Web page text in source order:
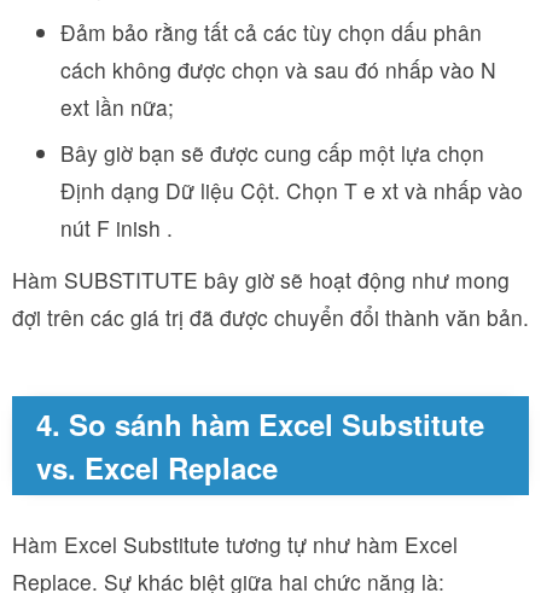
Đảm bảo rằng tất cả các tùy chọn dấu phân
cách không được chọn và sau đó nhấp vào N
ext lần nữa;
Bây giờ bạn sẽ được cung cấp một lựa chọn
Định dạng Dữ liệu Cột. Chọn T e xt và nhấp vào
nút F inish .
Hàm SUBSTITUTE bây giờ sẽ hoạt động như mong
đợi trên các giá trị đã được chuyển đổi thành văn bản.
4. So sánh hàm Excel Substitute
vs. Excel Replace
Hàm Excel Substitute tương tự như hàm Excel
Replace. Sự khác biệt giữa hai chức năng là: